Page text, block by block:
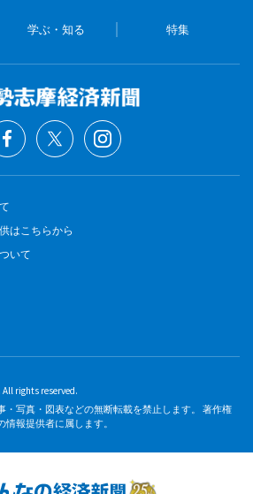
学ぶ・知る 特集
はこちらから
いて
All rights reserved.
・写真・図表などの無断転載を禁止します。 著作権
報提供者に属します。